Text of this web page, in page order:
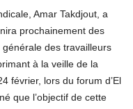
Amar Takdjout, a
prochainement des
générale des travailleurs
à la veille de la
février, lors du forum d’El
que l’objectif de cette